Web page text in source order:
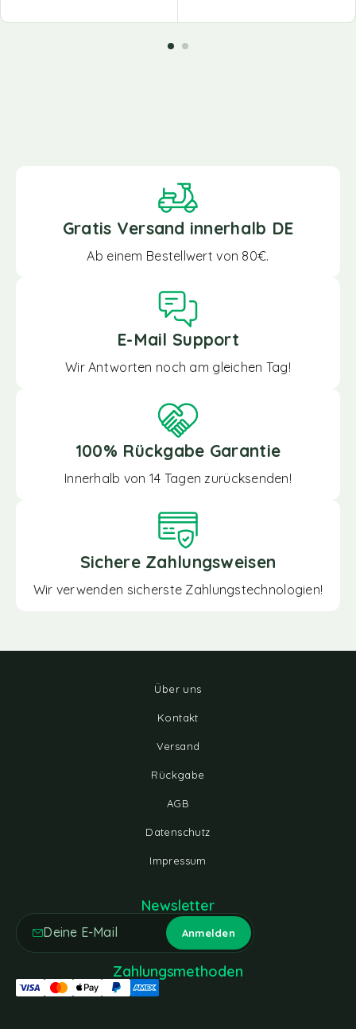
Gratis Versand innerhalb DE
Ab einem Bestellwert von 80€.
E-Mail Support
Wir Antworten noch am gleichen Tag!
100% Rückgabe Garantie
Innerhalb von 14 Tagen zurücksenden!
Sichere Zahlungsweisen
Wir verwenden sicherste Zahlungstechnologien!
Über uns
Kontakt
Versand
Rückgabe
AGB
Datenschutz
Impressum
Newsletter
Zahlungsmethoden